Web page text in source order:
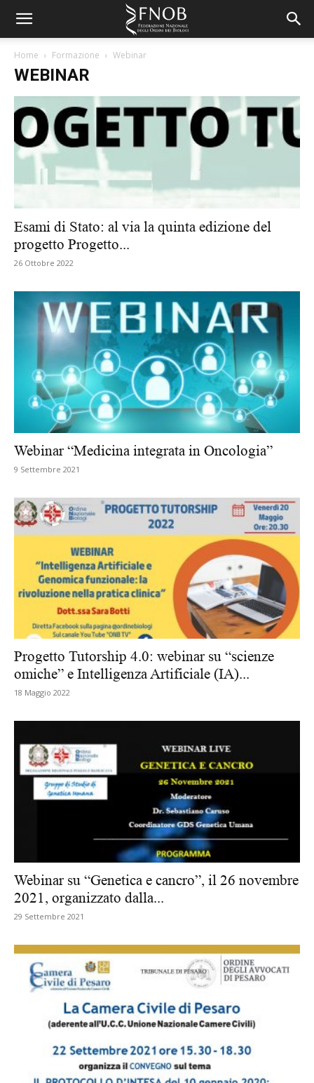
Home Formazione Webinar
WEBINAR
Esami di Stato: al via la quinta edizione del
progetto Progetto...
26 Ottobre 2022
Webinar “Medicina integrata in Oncologia”
9 Settembre 2021
Progetto Tutorship 4.0: webinar su “scienze
omiche” e Intelligenza Artificiale (IA)...
18 Maggio 2022
Webinar su “Genetica e cancro”, il 26 novembre
2021, organizzato dalla...
29 Settembre 2021